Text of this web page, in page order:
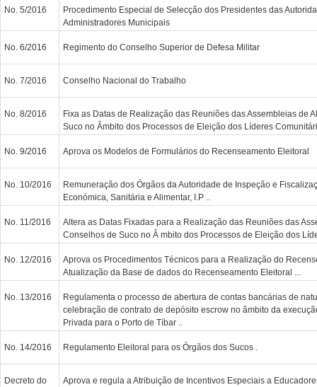
No. 5/2016
Procedimento Especial de Selecção dos Presidentes das
Administradores Municipais
No. 6/2016 Regimento do Conselho Superior de Defesa Militar
No. 7/2016 Conselho Nacional do Trabalho
No. 8/2016
Fixa as Datas de Realização das Reuniões das Assembleias de
Suco no Âmbito dos Processos de Eleição dos Líderes
No. 9/2016 Aprova os Modelos de Formulários do Recenseamento Eleitoral
No. 10/2016
Remuneração dos Órgãos da Autoridade de Inspeção e
Económica, Sanitária e Alimentar, I.P ..
No. 11/2016
Altera as Datas Fixadas para a Realização das Reuniões das
Conselhos de Suco no Â mbito dos Processos de Eleição dos
No. 12/2016
Aprova os Procedimentos Técnicos para a Realização do
Atualização da Base de dados do Recenseamento Eleitoral ...
No. 13/2016
Regulamenta o processo de abertura de contas bancárias de
celebração de contrato de depósito escrow no âmbito da
Privada para o Porto de Tíbar ..
No. 14/2016 Regulamento Eleitoral para os Órgãos dos Sucos .
Decreto do
Aprova e regula a Atribuição de Incentivos Especiais a